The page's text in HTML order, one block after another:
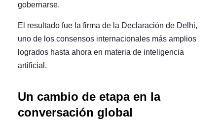
gobernarse.
El resultado fue la firma de la Declaración de Delhi,
uno de los consensos internacionales más amplios
logrados hasta ahora en materia de inteligencia
artificial.
Un cambio de etapa en la
conversación global